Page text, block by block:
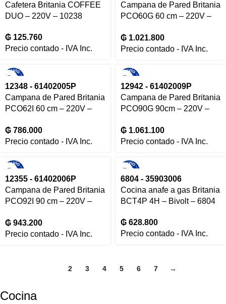
Cafetera Britania COFFEE
DUO – 220V – 10238
₲ 125.760
Precio contado - IVA Inc.
Campana de Pared Britania
PCO60G 60 cm – 220V –
₲ 1.021.800
Precio contado - IVA Inc.
12348 - 61402005P
Campana de Pared Britania
PCO62I 60 cm – 220V –
₲ 786.000
Precio contado - IVA Inc.
12942 - 61402009P
Campana de Pared Britania
PCO90G 90cm – 220V –
₲ 1.061.100
Precio contado - IVA Inc.
12355 - 61402006P
Campana de Pared Britania
PCO92I 90 cm – 220V –
₲ 943.200
Precio contado - IVA Inc.
6804 - 35903006
Cocina anafe a gas Britania
BCT4P 4H – Bivolt – 6804
₲ 628.800
Precio contado - IVA Inc.
2 3 4 5 6 7 →
Cocina